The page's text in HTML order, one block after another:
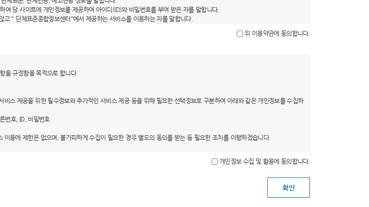
여 당 사이트에 개인정보를 제공하여 아이디(ID)와 비밀번호를 부여 받은 자를 말합니다.
고 " 단체표준종합정보센터"에서 제공하는 서비스를 이용하는 자를 말합니다.
보 및 직접 작성한 비공개 콘텐츠의 보호를 위하여 선정한 문자, 숫자 및 특수문자의 조합을 말합니다.
수 있도록 당 사이트의 초기 서비스화면에 게시합니다. 다만, 약관의 내용은 이용자가 연결화면을 통하여 볼 수 있도록 할
, 회원에게 불리하게 약관내용을 변경하는 경우에는 최소한 30일 이상의 사전 유예기간을 두고 공지합니다. 이 경우 당 사
하게 비교하여 이용자가 알기 쉽도록 표시합니다.
하면서 “개정일자 적용 이전까지 회원이 명시적으로 거부의 의사표시를 하지 않는 경우 회원이 개정약관에 동의한 것으로
도 회원이 명시적으로 거부의 의사표시를 하지 않은 경우에는 개정약관에 동의한 것으로 봅니다. 회원이 개정약관에 동의
수 있습니다.
위 이용약관에 동의합니다.
을 규정함을 목적으로 합니다
비스 제공을 위한 필수정보와 추가적인 서비스 제공 등을 위해 필요한 선택정보로 구분하여 아래와 같은 개인정보를 수집하
번호, ID, 비밀번호
이용에 제한은 없으며, 불가피하게 수집이 필요한 경우 별도의 동의를 받는 등 필요한 조치를 이행하겠습니다.
이지 서비스 제공을 위한 회원관리 목적으로만 이용하며, 이용목적이 변경될 경우 별도의 동의를 받는 등 필요한 조치를 이
개인정보 수집 및 활용에 동의합니다.